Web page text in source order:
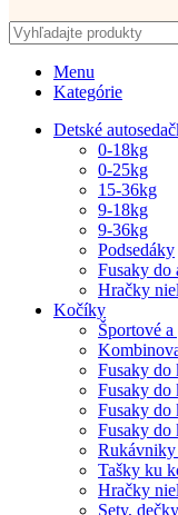
Menu
Kategórie
Detské
0-18kg
0-25kg
15-36kg
9-18kg
9-36kg
Podsedáky
Fusaky do
Hračky
Kočíky
Športové
Fusaky
Fusaky
Fusaky
Fusaky
Tašky ku
Hračky
Sety,